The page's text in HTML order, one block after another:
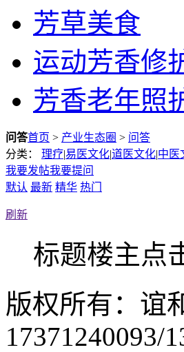
芳草美食
运动芳香修
芳香老年照
问答首页 > 产业生态圈 > 问答
分类：
理疗|易医文化|道医文化|中医
我要发帖我要提问
默认 最新 精华 热门
刷新
标题楼主点
版权所有：谊
17371240093/